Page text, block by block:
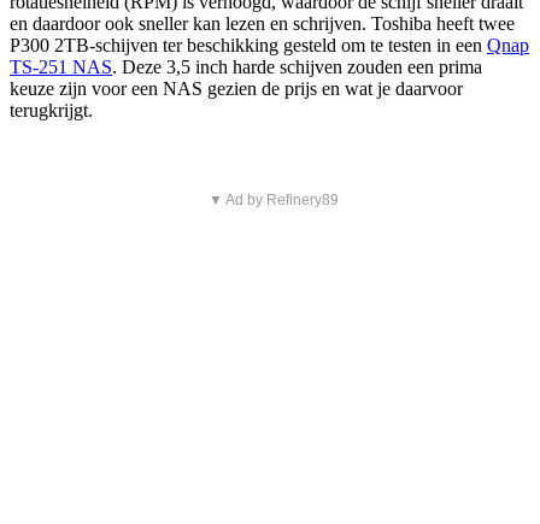
en daardoor ook sneller kan lezen en schrijven. Toshiba heeft twee
P300 2TB-schijven ter beschikking gesteld om te testen in een Qnap
TS-251 NAS. Deze 3,5 inch harde schijven zouden een prima
keuze zijn voor een NAS gezien de prijs en wat je daarvoor
terugkrijgt.
▼ Ad by Refinery89